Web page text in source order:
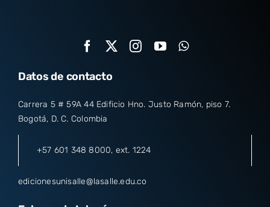
Datos de contacto
Carrera 5 # 59A 44 Edificio Hno. Justo Ramón, piso 7.
Bogotá, D. C. Colombia
+57 601 348 8000, ext. 1224
edicionesunisalle@lasalle.edu.co